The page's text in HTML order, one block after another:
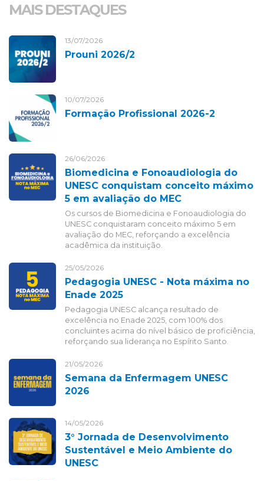
MAIS DESTAQUES
13/07/2026
Prouni 2026/2
10/07/2026
Formação Profissional 2026-2
26/06/2026
Biomedicina e Fonoaudiologia do
UNESC conquistam conceito máximo
5 em avaliação do MEC
Os cursos de Biomedicina e Fonoaudiologia do
UNESC conquistaram conceito máximo 5 em
avaliação do MEC, reforçando a excelência
acadêmica da instituição.
25/05/2026
Pedagogia UNESC - Nota máxima no
Enade 2025
Pedagogia UNESC alcança resultado de
excelência no Enade 2025, com 100% dos
concluintes acima do nível básico de proficiência,
reforçando sua liderança no Espírito Santo.
21/05/2026
Semana da Enfermagem UNESC
2026
14/05/2026
3° Jornada de Desenvolvimento
Sustentável e Meio Ambiente do
UNESC